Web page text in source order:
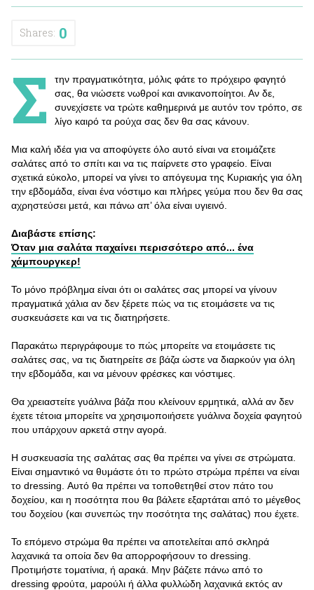
Shares: 0
Σ
την πραγματικότητα, μόλις φάτε το πρόχειρο φαγητό
σας, θα νιώσετε νωθροί και ανικανοποίητοι. Αν δε,
συνεχίσετε να τρώτε καθημερινά με αυτόν τον τρόπο, σε
λίγο καιρό τα ρούχα σας δεν θα σας κάνουν.
Μια καλή ιδέα για να αποφύγετε όλο αυτό είναι να ετοιμάζετε
σαλάτες από το σπίτι και να τις παίρνετε στο γραφείο. Είναι
σχετικά εύκολο, μπορεί να γίνει το απόγευμα της Κυριακής για όλη
την εβδομάδα, είναι ένα νόστιμο και πλήρες γεύμα που δεν θα σας
αχρηστεύσει μετά, και πάνω απ’ όλα είναι υγιεινό.
Διαβάστε επίσης:
Όταν μια σαλάτα παχαίνει περισσότερο από... ένα
χάμπουργκερ!
Το μόνο πρόβλημα είναι ότι οι σαλάτες σας μπορεί να γίνουν
πραγματικά χάλια αν δεν ξέρετε πώς να τις ετοιμάσετε να τις
συσκευάσετε και να τις διατηρήσετε.
Παρακάτω περιγράφουμε το πώς μπορείτε να ετοιμάσετε τις
σαλάτες σας, να τις διατηρείτε σε βάζα ώστε να διαρκούν για όλη
την εβδομάδα, και να μένουν φρέσκες και νόστιμες.
Θα χρειαστείτε γυάλινα βάζα που κλείνουν ερμητικά, αλλά αν δεν
έχετε τέτοια μπορείτε να χρησιμοποιήσετε γυάλινα δοχεία φαγητού
που υπάρχουν αρκετά στην αγορά.
Η συσκευασία της σαλάτας σας θα πρέπει να γίνει σε στρώματα.
Είναι σημαντικό να θυμάστε ότι το πρώτο στρώμα πρέπει να είναι
το dressing. Αυτό θα πρέπει να τοποθετηθεί στον πάτο του
δοχείου, και η ποσότητα που θα βάλετε εξαρτάται από το μέγεθος
του δοχείου (και συνεπώς την ποσότητα της σαλάτας) που έχετε.
Το επόμενο στρώμα θα πρέπει να αποτελείται από σκληρά
λαχανικά τα οποία δεν θα απορροφήσουν το dressing.
Προτιμήστε τοματίνια, ή αρακά. Μην βάζετε πάνω από το
dressing φρούτα, μαρούλι ή άλλα φυλλώδη λαχανικά εκτός αν